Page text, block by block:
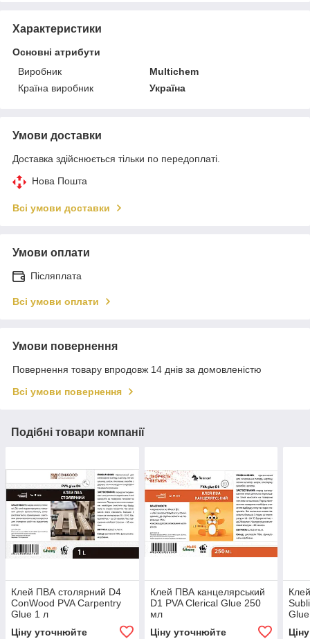
Характеристики
Основні атрибути
Виробник
Multichem
Країна виробник
Україна
Умови доставки
Доставка здійснюється тільки по передоплаті.
Нова Пошта
Всі умови доставки
Умови оплати
Післяплата
Всі умови оплати
Умови повернення
Повернення товару впродовж 14 днів за домовленістю
Всі умови повернення
Подібні товари компанії
Клей ПВА столярний D4
ConWood PVA Сarpentry
Glue 1 л
Ціну уточнюйте
Клей ПВА канцелярський
D1 PVA Сlerical Glue 250
мл
Ціну уточнюйте